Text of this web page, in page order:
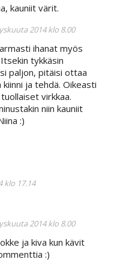
kauniit värit.
2014 klo 8.00
ihanat myös
tykkäsin
paljon, pitäisi ottaa
ja tehdä. Oikeasti
virkkaa.
niin kauniit
:)
klo 17.14
2014 klo 8.00
ja kiva kun kävit
:)